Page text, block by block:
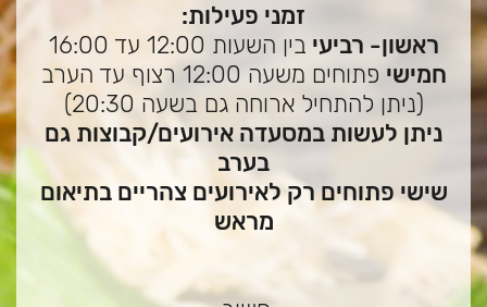
זמני פעילות:
ראשון- רביעי בין השעות 12:00 עד 16:00
חמישי
פתוחים משעה 12:00 רצוף עד הערב
(ניתן להתחיל ארוחה גם בשעה 20:30)
ניתן לעשות במסעדה אירועים/קבוצות גם
בערב
שישי פתוחים רק לאירועים צהריים בתיאום
מראש